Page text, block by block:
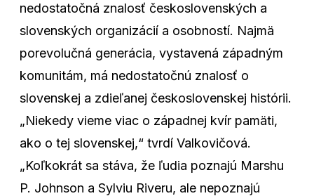
nedostatočná znalosť československých a
slovenských organizácií a osobností. Najmä
porevolučná generácia, vystavená západným
komunitám, má nedostatočnú znalosť o
slovenskej a zdieľanej československej histórii.
„Niekedy vieme viac o západnej kvír pamäti,
ako o tej slovenskej,“ tvrdí Valkovičová.
„Koľkokrát sa stáva, že ľudia poznajú Marshu
P. Johnson a Sylviu Riveru, ale nepoznajú